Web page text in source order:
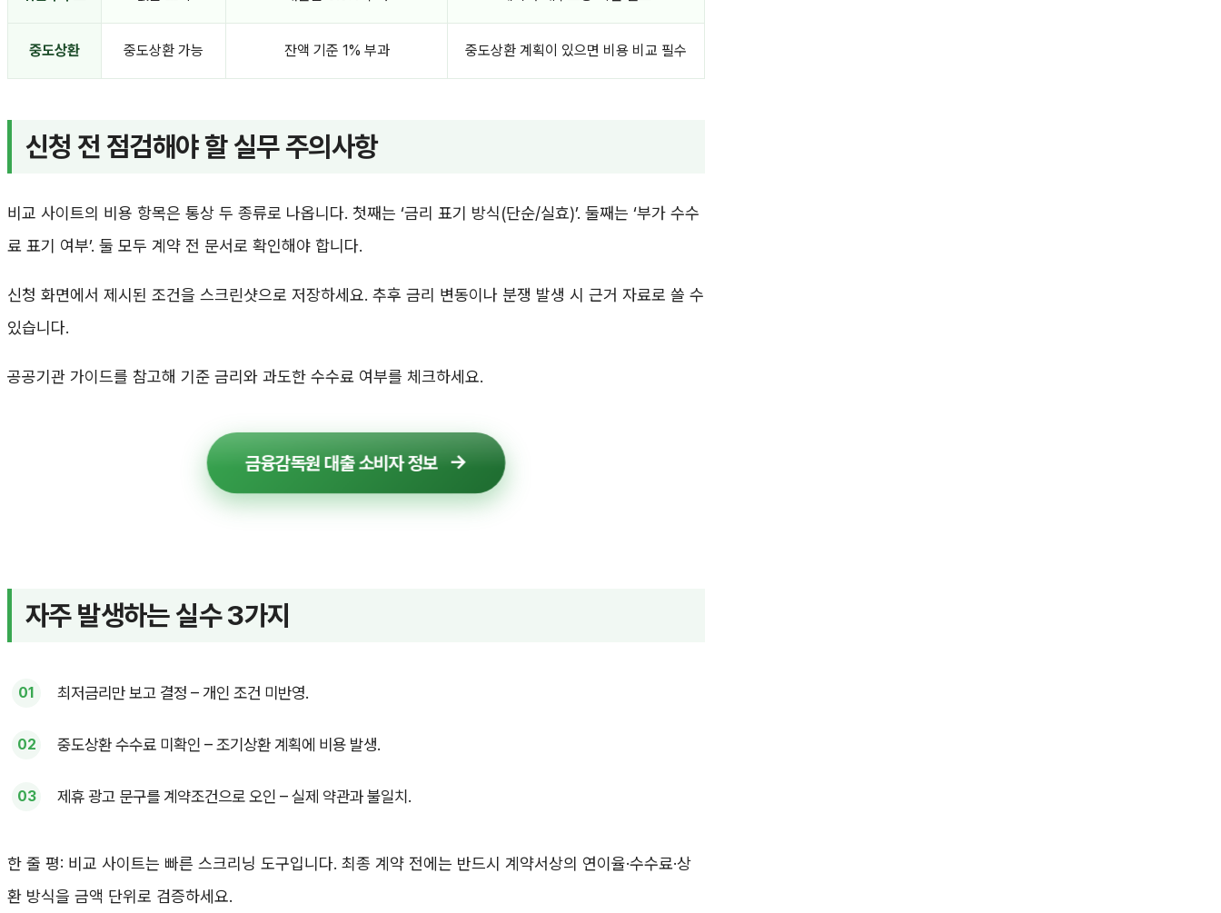
중도상환 중도상환 가능 잔액 기준 1% 부과 중도상환 계획이 있으면 비용 비교 필수
신청 전 점검해야 할 실무 주의사항
비교 사이트의 비용 항목은 통상 두 종류로 나옵니다. 첫째는 ‘금리 표기 방식(단순/실효)’. 둘째는 ‘부가 수수
료 표기 여부’. 둘 모두 계약 전 문서로 확인해야 합니다.
신청 화면에서 제시된 조건을 스크린샷으로 저장하세요. 추후 금리 변동이나 분쟁 발생 시 근거 자료로 쓸 수
있습니다.
공공기관 가이드를 참고해 기준 금리와 과도한 수수료 여부를 체크하세요.
금융감독원 대출 소비자 정보
자주 발생하는 실수 3가지
최저금리만 보고 결정 – 개인 조건 미반영.
중도상환 수수료 미확인 – 조기상환 계획에 비용 발생.
제휴 광고 문구를 계약조건으로 오인 – 실제 약관과 불일치.
한 줄 평: 비교 사이트는 빠른 스크리닝 도구입니다. 최종 계약 전에는 반드시 계약서상의 연이율·수수료·상
환 방식을 금액 단위로 검증하세요.